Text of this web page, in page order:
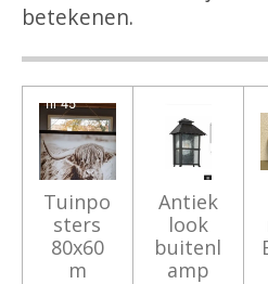
betekenen.
Tuinpo
sters
80x60
m
Antiek
look
buitenl
amp